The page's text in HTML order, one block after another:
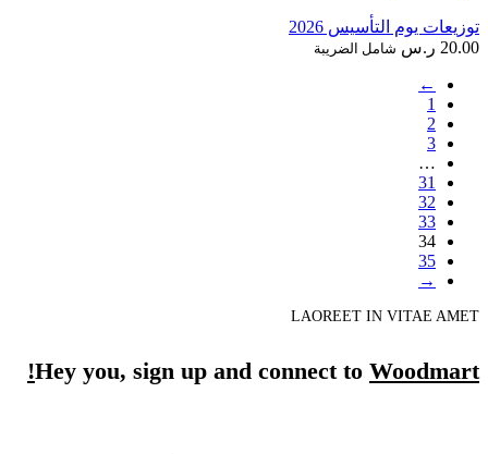
توزيعات يوم التأسيس 2026
20.00 ر.س شامل الضريبة
←
1
2
3
…
31
32
33
34
35
→
LAOREET IN VITAE AMET
Hey you, sign up and connect to Woodmart!